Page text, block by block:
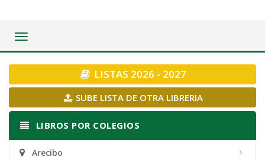
Toggle
LISTAS 2026 - 2027
SUBE LISTA DE OTRA LIBRERIA
LIBROS POR COLEGIOS
Arecibo